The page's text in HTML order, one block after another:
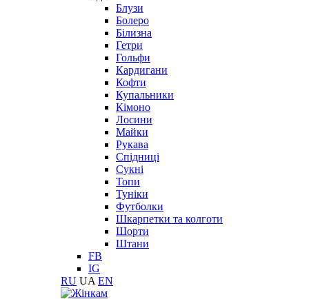
Блузи
Болеро
Білизна
Гетри
Гольфи
Кардигани
Кофти
Купальники
Кімоно
Лосини
Майки
Рукава
Спідниці
Сукні
Топи
Туніки
Футболки
Шкарпетки та колготи
Шорти
Штани
FB
IG
RU UA EN